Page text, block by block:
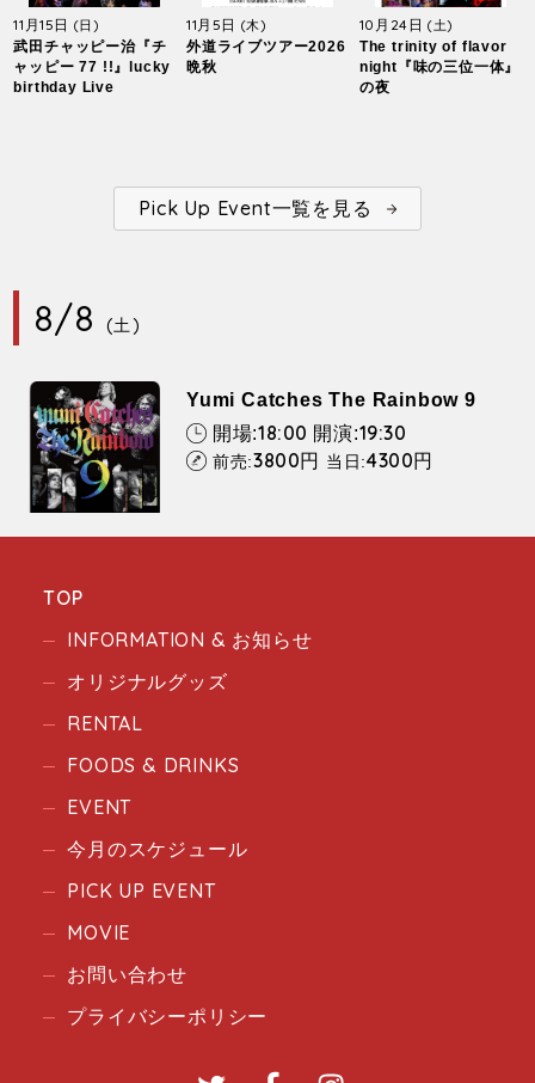
11月15日 (日)
武田チャッピー治『チ
ャッピー 77 !!』lucky
birthday Live
11月5日 (木)
外道ライブツアー2026
晩秋
10月24日 (土)
The trinity of flavor
night『味の三位一体』
の夜
Pick Up Event一覧を見る
8/8 (土)
Yumi Catches The Rainbow 9
開場:18:00 開演:19:30
前売:3800円 当日:4300円
TOP
INFORMATION & お知らせ
オリジナルグッズ
RENTAL
FOODS & DRINKS
EVENT
今月のスケジュール
PICK UP EVENT
MOVIE
お問い合わせ
プライバシーポリシー